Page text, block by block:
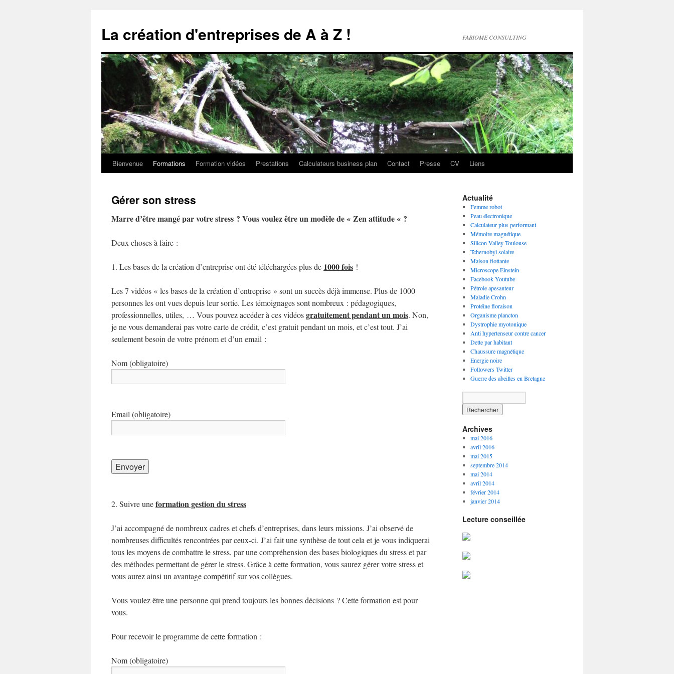
La création d'entreprises de A à Z ! FABIOME CONSULTING
Aller
contenu
Bienvenue Formations Formation vidéos Prestations Calculateurs business plan Contact Presse CV Liens
Gérer son stress
Marre d’être mangé par votre stress ? Vous voulez être un modèle de « Zen attitude « ?
Deux choses à faire :
1. Les bases de la création d’entreprise ont été téléchargées plus de 1000 fois !
Les 7 vidéos « les bases de la création d’entreprise » sont un succès déjà immense. Plus de 1000
personnes les ont vues depuis leur sortie. Les témoignages sont nombreux : pédagogiques,
professionnelles, utiles, … Vous pouvez accéder à ces vidéosgratuitement pendant un mois. Non,
je ne vous demanderai pas votre carte de crédit, c’est gratuit pendant un mois, et c’est tout. J’ai
seulement besoin de votre prénom et d’un email :
Nom (obligatoire)
Email (obligatoire)
2. Suivre uneformation gestion du stress
J’ai accompagné de nombreux cadres et chefs d’entreprises, dans leurs missions. J’ai observé de
nombreuses difficultés rencontrées par ceux-ci. J’ai fait une synthèse de tout cela et je vous indiquerai
tous les moyens de combattre le stress, par une compréhension des bases biologiques du stress et par
des méthodes permettant de gérer le stress. Grâce à cette formation, vous saurez gérer votre stress et
vous aurez ainsi un avantage compétitif sur vos collègues.
Vous voulez être une personne qui prend toujours les bonnes décisions ? Cette formation est pour
vous.
Pour recevoir le programme de cette formation :
Nom (obligatoire)
Actualité
Femme robot
Peau électronique
Calculateur plus performant
Mémoire magnétique
Silicon Valley Toulouse
Tchernobyl solaire
Maison flottante
Microscope Einstein
Facebook Youtube
Pétrole apesanteur
Maladie Crohn
Protéine floraison
Organisme plancton
Dystrophie myotonique
Anti hypertenseur contre cancer
Dette par habitant
Chaussure magnétique
Energie noire
Followers Twitter
Guerre des abeilles en Bretagne
Archives
mai 2016
avril 2016
mai 2015
septembre 2014
mai 2014
avril 2014
février 2014
janvier 2014
Lecture conseillée